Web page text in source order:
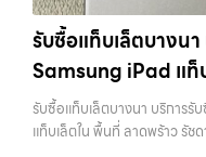
ราคา”, “รับซื้อแท็บเล็ต กรุงเ
ราคาสูง” — ที่นี่คือคำตอบ เพรา
ความสะดวกสบายที่เหนือกว่า
พร้อมทีมงานที่พร้อมอำนวยค
อาชีพ และจ่ายเงินทันที ทั้งหม
ง่ายขึ้น ดีกว่า รวดเร็วกว่า และ
การให้บริการ รับซื้อมือถือ
กรุงเทพฯ ใกล้ “ใกล้ ฉัน” ที่สุ
ใหม่ๆ เปลี่ยนรุ่นกันแทบทุกช่วง
ที่ไม่ได้ใช้งานอยู่เฉยๆ เว็บไซต์
ซื้อไอโฟน, รับซื้อไอแพด, รับซื้
แท็บเล็ต, รับซื้อสินค้าไอทีกรุงเ
รับซื้อแท็บเล็ตบางน
Samsung iPad แท็
บางรัก แจ้งวัฒนะ บ
พร้อมจ่ายเงินทันที
รับซื้อแท็บเล็ตบางนา บริการ
แท็บเล็ตใน พื้นที่ ลาดพร้าว รัช